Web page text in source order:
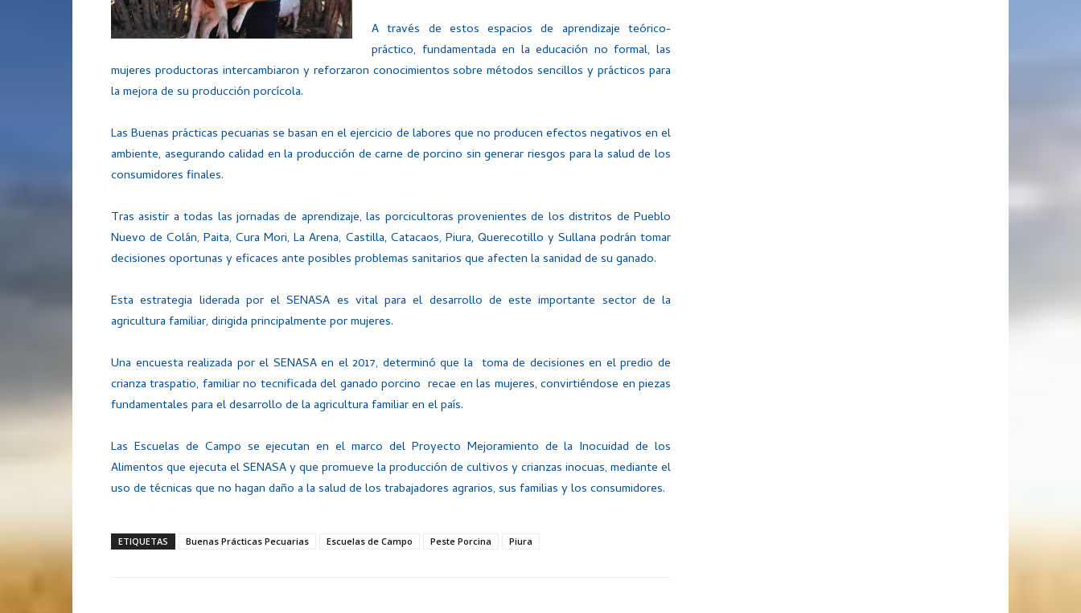
A través de estos espacios de aprendizaje teórico-
práctico, fundamentada en la educación no formal, las
mujeres productoras intercambiaron y reforzaron conocimientos sobre métodos sencillos y prácticos para
la mejora de su producción porcícola.
Las Buenas prácticas pecuarias se basan en el ejercicio de labores que no producen efectos negativos en el
ambiente, asegurando calidad en la producción de carne de porcino sin generar riesgos para la salud de los
consumidores finales.
Tras asistir a todas las jornadas de aprendizaje, las porcicultoras provenientes de los distritos de Pueblo
Nuevo de Colán, Paita, Cura Mori, La Arena, Castilla, Catacaos, Piura, Querecotillo y Sullana podrán tomar
decisiones oportunas y eficaces ante posibles problemas sanitarios que afecten la sanidad de su ganado.
Esta estrategia liderada por el SENASA es vital para el desarrollo de este importante sector de la
agricultura familiar, dirigida principalmente por mujeres.
Una encuesta realizada por el SENASA en el 2017, determinó que la toma de decisiones en el predio de
crianza traspatio, familiar no tecnificada del ganado porcino recae en las mujeres, convirtiéndose en piezas
fundamentales para el desarrollo de la agricultura familiar en el país.
Las Escuelas de Campo se ejecutan en el marco del Proyecto Mejoramiento de la Inocuidad de los
Alimentos que ejecuta el SENASA y que promueve la producción de cultivos y crianzas inocuas, mediante el
uso de técnicas que no hagan daño a la salud de los trabajadores agrarios, sus familias y los consumidores.
ETIQUETAS Buenas Prácticas Pecuarias Escuelas de Campo Peste Porcina Piura